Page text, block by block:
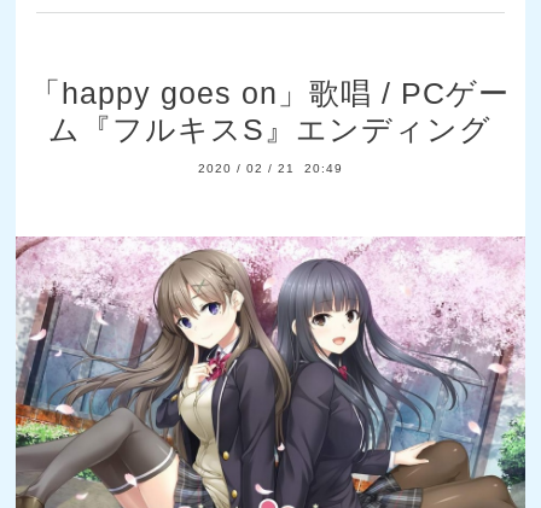
「happy goes on」歌唱 / PCゲー
ム『フルキスS』エンディング
2020 / 02 / 21 20:49